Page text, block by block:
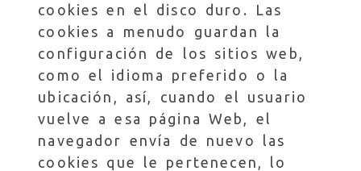
cookies en el disco duro. Las
cookies a menudo guardan la
configuración de los sitios web,
como el idioma preferido o la
ubicación, así, cuando el usuario
vuelve a esa página Web, el
navegador envía de nuevo las
cookies que le pertenecen, lo